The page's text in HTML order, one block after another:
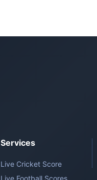
Services
Live Cricket Score
Live Football Scores